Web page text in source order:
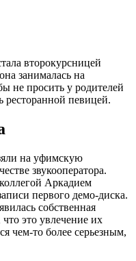
второкурсницей
занималась на
не просить у родителей
ресторанной певицей.
на уфимскую
звукооператора.
Аркадием
первого демо-диска.
собственная
это увлечение их
чем-то более серьезным,